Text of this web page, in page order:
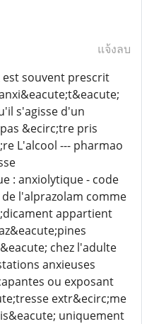
แจ้งลบ
est souvent prescrit
s'agisse d'un
&ecirc;tre pris
L'alcool --- pharmao
: anxiolytique - code
de l'alprazolam comme
appartient
chez l'adulte
anxieuses
ou exposant
extr&ecirc;me
uniquement